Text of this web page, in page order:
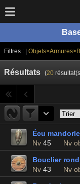
Filtres : |
Résultats (20
Écu
Nv 45 Nv
Bouclier
Nv 43 Nv